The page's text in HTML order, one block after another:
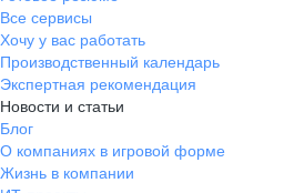
Все сервисы
Хочу у вас работать
Производственный календарь
Экспертная рекомендация
Новости и статьи
Блог
О компаниях в игровой форме
Жизнь в компании